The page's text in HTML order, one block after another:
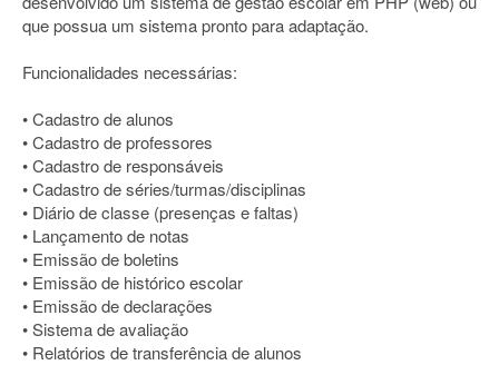
que possua um sistema pronto para adaptação.
Funcionalidades necessárias:
• Cadastro de alunos
• Cadastro de professores
• Cadastro de responsáveis
• Cadastro de séries/turmas/disciplinas
• Diário de classe (presenças e faltas)
• Lançamento de notas
• Emissão de boletins
• Emissão de histórico escolar
• Emissão de declarações
• Sistema de avaliação
• Relatórios de transferência de alunos